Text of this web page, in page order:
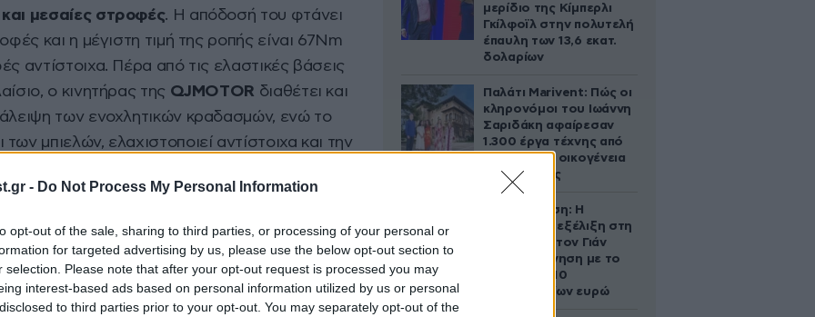
- Do Not Process My Personal Information
opt-out of the sale, sharing to third parties, or processing of your personal or
for targeted advertising by us, please use the below opt-out section to
selection. Please note that after your opt-out request is processed you may
interest-based ads based on personal information utilized by us or personal
to third parties prior to your opt-out. You may separately opt-out of the
μεσαίες στροφές. Η απόδοσή του φτάνει
και η μέγιστη τιμή της ροπής είναι 67Nm
αντίστοιχα. Πέρα από τις ελαστικές βάσεις
ο κινητήρας της QJMOTOR διαθέτει και
των ενοχλητικών κραδασμών, ενώ το
μπιελών, ελαχιστοποιεί αντίστοιχα και την
υποβοηθούμενος, διασφαλίζοντας τη
της μοτοσυκλέτας, ακόμη και σε πιο σπορ
την άνεση του αναβάτη από τον οποίο
και προσπάθειας.
μερίδιο της Κίμπερλι
Γκίλφοϊλ στην πολυτελή
έπαυλη των 13,6 εκατ.
δολαρίων
Παλάτι Marivent: Πώς οι
κληρονόμοι του Ιωάννη
Σαριδάκη αφαίρεσαν
1.300 έργα τέχνης από
τη βασιλική οικογένεια
της Ισπανίας
Αθηνά Ωνάση: Η
απρόσμενη εξέλιξη στη
διαμάχη με τον Γιάν
Τοπς – Η κίνηση με το
άλογο των 10
εκατομμυρίων ευρώ